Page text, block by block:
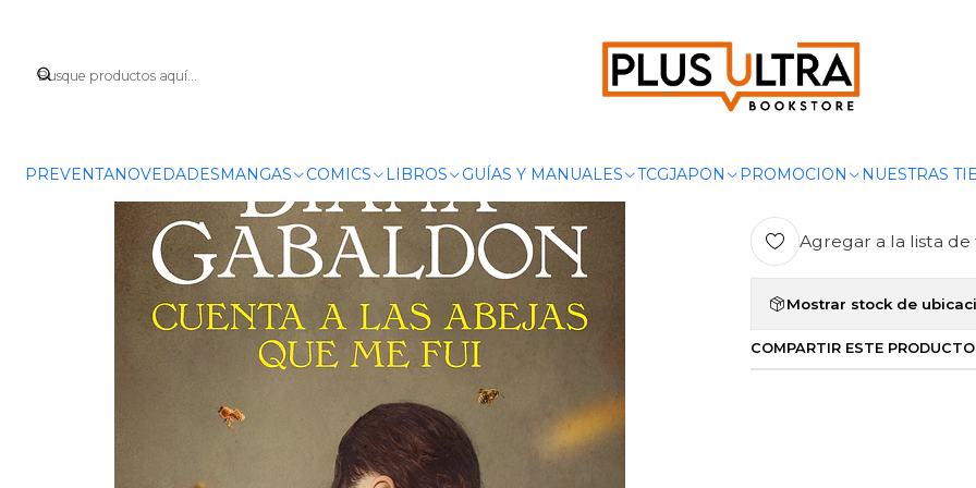
PREVENTANOVEDADESMANGAS COMICS LIBROS GUÍAS Y MANUALES TCGJAPON PROMOCION NUESTRAS
|
CUENTA A
Agregar a la lista de
Mostrar stock de
COMPARTIR ESTE PRODUCTO